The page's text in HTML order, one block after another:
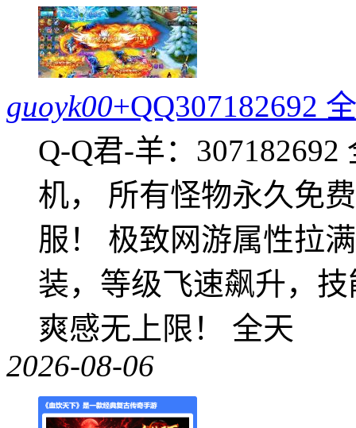
guoyk00+QQ307182692
Q-Q君-羊：
机， 所有怪物永久免
服！ 极致网游属性拉
装，等级飞速飙升，
爽感无上限！ 全天
2026-08-06